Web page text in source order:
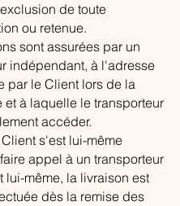
de toute
ou retenue.
sont assurées par un
indépendant, à l'adresse
par le Client lors de la
et à laquelle le transporteur
accéder.
s'est lui-même
appel à un transporteur
lui-même, la livraison est
dès la remise des